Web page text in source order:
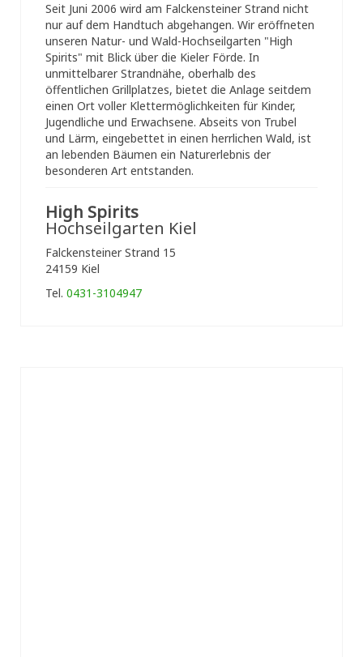
Seit Juni 2006 wird am Falckensteiner Strand nicht
nur auf dem Handtuch abgehangen. Wir eröffneten
unseren Natur- und Wald-Hochseilgarten "High
Spirits" mit Blick über die Kieler Förde. In
unmittelbarer Strandnähe, oberhalb des
öffentlichen Grillplatzes, bietet die Anlage seitdem
einen Ort voller Klettermöglichkeiten für Kinder,
Jugendliche und Erwachsene. Abseits von Trubel
und Lärm, eingebettet in einen herrlichen Wald, ist
an lebenden Bäumen ein Naturerlebnis der
besonderen Art entstanden.
High Spirits
Hochseilgarten Kiel
Falckensteiner Strand 15
24159 Kiel
Tel. 0431-3104947